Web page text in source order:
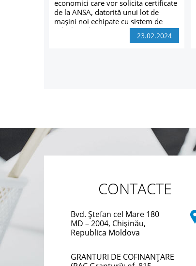
23.02.2024
economici care vor solicita certificate
de la ANSA, datorită unui lot de
mașini noi echipate cu sistem de
calcul modern
CONTACTE
Bvd. Ștefan cel Mare 180
MD – 2004, Chișinău,
Republica Moldova
GRANTURI DE COFINANȚARE